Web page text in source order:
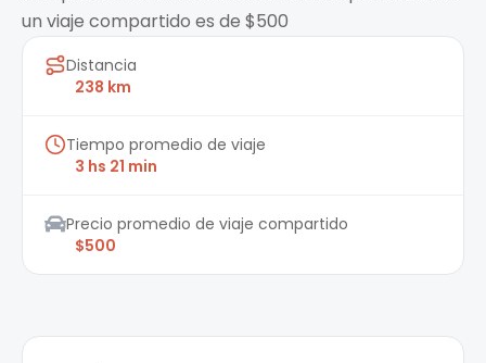
un viaje compartido es de $500
Distancia
238 km
Tiempo promedio de viaje
3 hs 21 min
Precio promedio de viaje compartido
$500